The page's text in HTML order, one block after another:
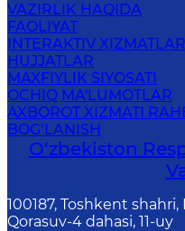
VAZIRLIK HAQIDA
FAOLIYAT
INTERAKTIV XIZMATLAR
HUJJATLAR
MAXFIYLIK SIYOSATI
OCHIQ MA'LUMOTLAR
AXBOROT XIZMATI
BOG‘LANISH
O‘zbekiston
100187, Toshkent
Qorasuv-4 dahasi, 11-uy